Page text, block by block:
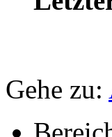
Gehe zu: